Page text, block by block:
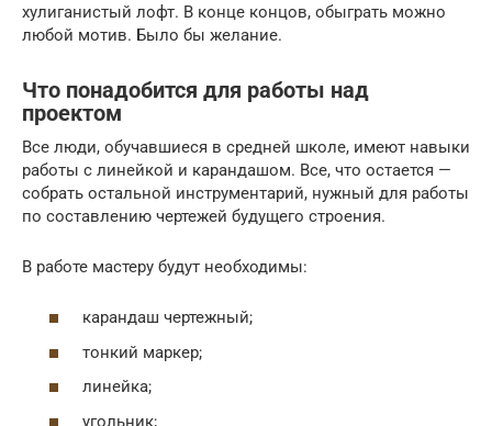
хулиганистый лофт. В конце концов, обыграть можно
любой мотив. Было бы желание.
Что понадобится для работы над
проектом
Все люди, обучавшиеся в средней школе, имеют навыки
работы с линейкой и карандашом. Все, что остается —
собрать остальной инструментарий, нужный для работы
по составлению чертежей будущего строения.
В работе мастеру будут необходимы:
карандаш чертежный;
тонкий маркер;
линейка;
угольник;